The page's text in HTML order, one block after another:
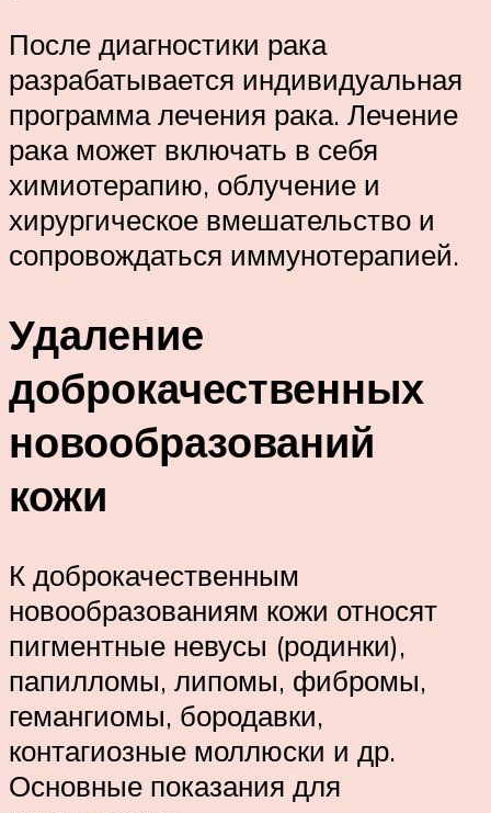
После диагностики рака
разрабатывается индивидуальная
программа лечения рака. Лечение
рака может включать в себя
химиотерапию, облучение и
хирургическое вмешательство и
сопровождаться иммунотерапией.
Удаление
доброкачественных
новообразований
кожи
К доброкачественным
новообразованиям кожи относят
пигментные невусы (родинки),
папилломы, липомы, фибромы,
гемангиомы, бородавки,
контагиозные моллюски и др.
Основные показания для